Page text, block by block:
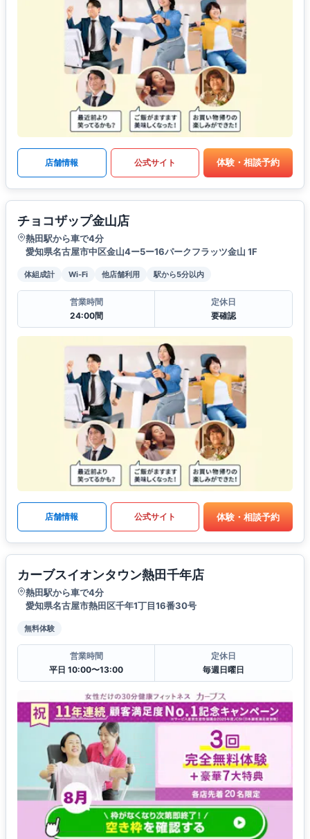
店舗情報 公式サイト 体験・相談予約
チョコザップ金山店
熱田駅から車で4分
愛知県名古屋市中区金山4ー5ー16パークフラッツ金山 1F
体組成計 Wi-Fi 他店舗利用 駅から5分以内
営業時間
24:00間
定休日
要確認
店舗情報 公式サイト 体験・相談予約
カーブスイオンタウン熱田千年店
熱田駅から車で4分
愛知県名古屋市熱田区千年1丁目16番30号
無料体験
営業時間
平日 10:00〜13:00
定休日
毎週日曜日